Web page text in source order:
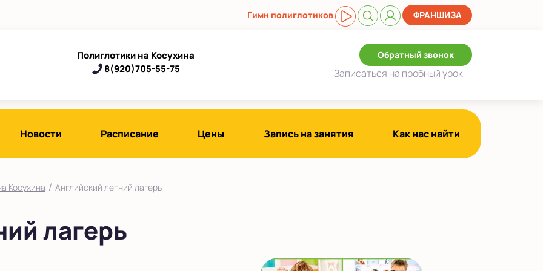
Гимн полиглотиков ФРАНШИЗА
Полиглотики на Косухина
8(920)705-55-75
Обратный звонок
Записаться на пробный урок
Новости Расписание Цены Запись на занятия Как нас найти
Косухина / Английский летний лагерь
лагерь